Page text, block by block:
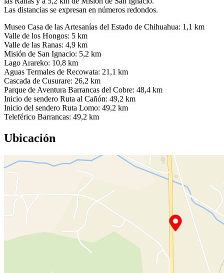
Las distancias se expresan en números redondos.
Museo Casa de las Artesanías del Estado de Chihuahua: 1,1 km
Valle de los Hongos: 5 km
Valle de las Ranas: 4,9 km
Misión de San Ignacio: 5,2 km
Lago Arareko: 10,8 km
Aguas Termales de Recowata: 21,1 km
Cascada de Cusurare: 26,2 km
Parque de Aventura Barrancas del Cobre: 48,4 km
Inicio de sendero Ruta al Cañón: 49,2 km
Inicio del sendero Ruta Lomo: 49,2 km
Teleférico Barrancas: 49,2 km
Ubicación